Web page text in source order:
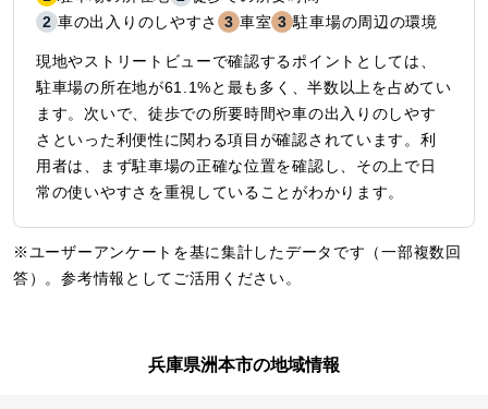
2 車の出入りのしやすさ 3 車室 3 駐車場の周辺の環境
現地やストリートビューで確認するポイントとしては、
駐車場の所在地が61.1%と最も多く、半数以上を占めてい
ます。次いで、徒歩での所要時間や車の出入りのしやす
さといった利便性に関わる項目が確認されています。利
用者は、まず駐車場の正確な位置を確認し、その上で日
常の使いやすさを重視していることがわかります。
※ユーザーアンケートを基に集計したデータです（一部複数回
答）。参考情報としてご活用ください。
兵庫県洲本市の地域情報